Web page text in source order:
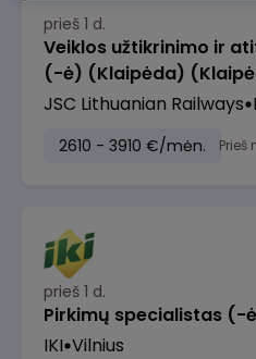
prieš 1 d.
Veiklos užtikrinimo ir
(-ė) (Klaipėda)
JSC Lithuanian Railways
2610 - 3910 €/mėn. Prieš
prieš 1 d.
Pirkimų specialistas (-
IKI Vilnius